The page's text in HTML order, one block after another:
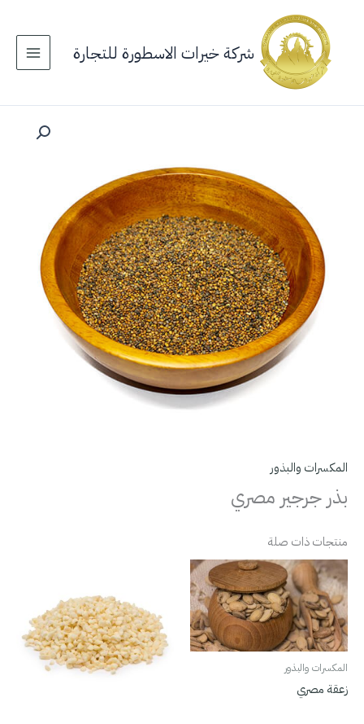
المحتوى
شركة خيرات الاسطورة للتجارة
المكسرات والبذور
بذر جرجير مصري
منتجات ذات صلة
المكسرات والبذور
زعقة مصري